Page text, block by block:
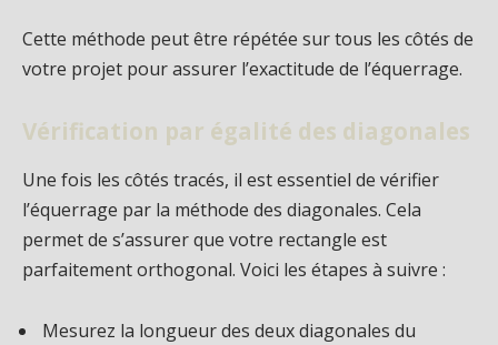
Cette méthode peut être répétée sur tous les côtés de
votre projet pour assurer l’exactitude de l’équerrage.
Vérification par égalité des diagonales
Une fois les côtés tracés, il est essentiel de vérifier
l’équerrage par la méthode des diagonales. Cela
permet de s’assurer que votre rectangle est
parfaitement orthogonal. Voici les étapes à suivre :
Mesurez la longueur des deux diagonales du